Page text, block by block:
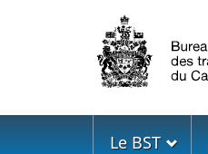
Sélection
de
la
langue
Menu
Le BST